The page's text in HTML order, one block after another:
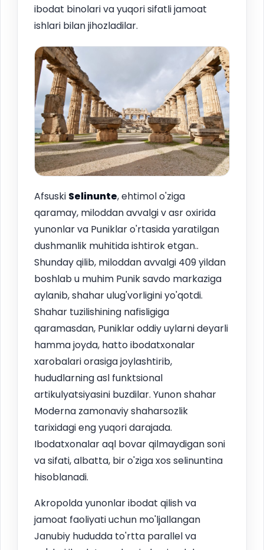
ibodat binolari va yuqori sifatli jamoat
ishlari bilan jihozladilar.
Afsuski Selinunte, ehtimol o'ziga
qaramay, miloddan avvalgi v asr oxirida
yunonlar va Puniklar o'rtasida yaratilgan
dushmanlik muhitida ishtirok etgan..
Shunday qilib, miloddan avvalgi 409 yildan
boshlab u muhim Punik savdo markaziga
aylanib, shahar ulug'vorligini yo'qotdi.
Shahar tuzilishining nafisligiga
qaramasdan, Puniklar oddiy uylarni deyarli
hamma joyda, hatto ibodatxonalar
xarobalari orasiga joylashtirib,
hududlarning asl funktsional
artikulyatsiyasini buzdilar. Yunon shahar
Moderna zamonaviy shaharsozlik
tarixidagi eng yuqori darajada.
Ibodatxonalar aql bovar qilmaydigan soni
va sifati, albatta, bir o'ziga xos selinuntina
hisoblanadi.
Akropolda yunonlar ibodat qilish va
jamoat faoliyati uchun mo'ljallangan
Janubiy hududda to'rtta parallel va